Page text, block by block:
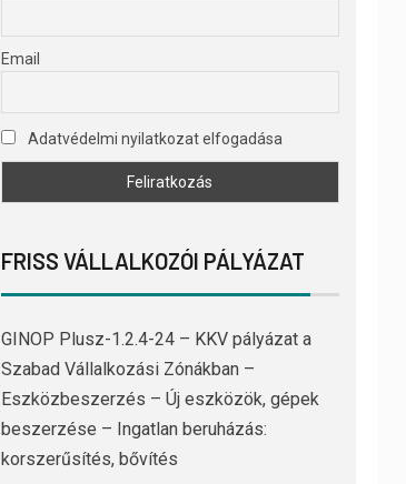
Email
Adatvédelmi nyilatkozat elfogadása
FRISS VÁLLALKOZÓI PÁLYÁZAT
GINOP Plusz-1.2.4-24 – KKV pályázat a
Szabad Vállalkozási Zónákban –
Eszközbeszerzés – Új eszközök, gépek
beszerzése – Ingatlan beruházás:
korszerűsítés, bővítés